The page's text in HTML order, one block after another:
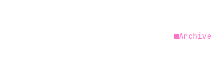
Archive